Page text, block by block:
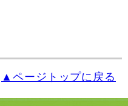
▲ページトップに戻る